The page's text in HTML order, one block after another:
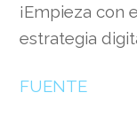
¡Empieza con
estrategia
FUENTE